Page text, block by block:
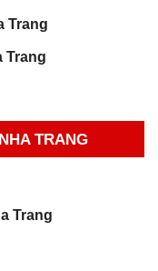
Trang
Trang
TRANG
Trang